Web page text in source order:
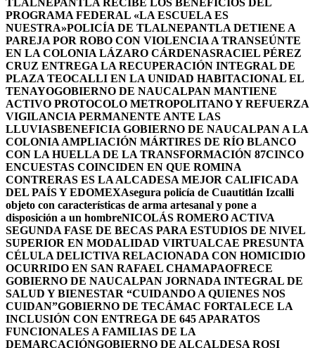
TLALNEPANTLA RECIBE LOS BENEFICIOS DEL
PROGRAMA FEDERAL «LA ESCUELA ES
NUESTRA»POLICÍA DE TLALNEPANTLA DETIENE A
PAREJA POR ROBO CON VIOLENCIA A TRANSEÚNTE
EN LA COLONIA LÁZARO CÁRDENASRACIEL PÉREZ
CRUZ ENTREGA LA RECUPERACIÓN INTEGRAL DE
PLAZA TEOCALLI EN LA UNIDAD HABITACIONAL EL
TENAYOGOBIERNO DE NAUCALPAN MANTIENE
ACTIVO PROTOCOLO METROPOLITANO Y REFUERZA
VIGILANCIA PERMANENTE ANTE LAS
LLUVIASBENEFICIA GOBIERNO DE NAUCALPAN A LA
COLONIA AMPLIACIÓN MÁRTIRES DE RÍO BLANCO
CON LA HUELLA DE LA TRANSFORMACIÓN 87CINCO
ENCUESTAS COINCIDEN EN QUE ROMINA
CONTRERAS ES LA ALCADESA MEJOR CALIFICADA
DEL PAÍS Y EDOMEXAsegura policía de Cuautitlán Izcalli
objeto con características de arma artesanal y pone a
disposición a un hombreNICOLÁS ROMERO ACTIVA
SEGUNDA FASE DE BECAS PARA ESTUDIOS DE NIVEL
SUPERIOR EN MODALIDAD VIRTUALCAE PRESUNTA
CÉLULA DELICTIVA RELACIONADA CON HOMICIDIO
OCURRIDO EN SAN RAFAEL CHAMAPAOFRECE
GOBIERNO DE NAUCALPAN JORNADA INTEGRAL DE
SALUD Y BIENESTAR “CUIDANDO A QUIENES NOS
CUIDAN”GOBIERNO DE TECÁMAC FORTALECE LA
INCLUSIÓN CON ENTREGA DE 645 APARATOS
FUNCIONALES A FAMILIAS DE LA
DEMARCACIÓNGOBIERNO DE ALCALDESA ROSI